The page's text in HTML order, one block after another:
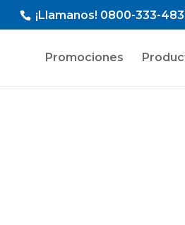
¡Llamanos! 0800-333-
Promociones